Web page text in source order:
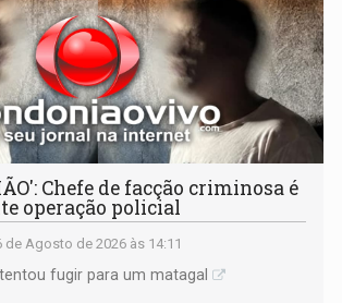
Chefe de facção criminosa é
operação policial
de Agosto de 2026 às 14:11
fugir para um matagal